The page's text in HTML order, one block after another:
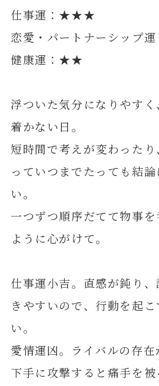
仕事運：★★★
恋愛・パートナーシップ
健康運：★★
浮ついた気分になりやす
着かない日。
短時間で考えが変わった
っていつまでたっても結
い。
一つずつ順序だてて物事
ように心がけて。
仕事運小吉。直感が鈍り
きやすいので、行動を起
い。
愛情運凶。ライバルの存在
下手に攻撃すると痛手を